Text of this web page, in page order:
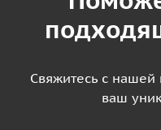
Свяжитесь с нашей
ваш